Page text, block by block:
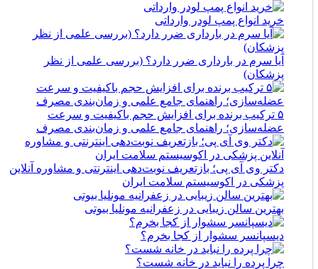
خرید انواع پمپ لودر وارداتی
آیا سرم در بارداری ضرر دارد؟ (بررسی علمی از نظر
پزشکان)
۵ ترکیب برنده برای افزایش حجم باکیفیت و سرعت
عضله‌سازی؛ راهنمای جامع علمی و زمان‌بندی مصرف
دکتر وی آی پی؛ بازتعریف نوبت‌دهی اینترنتی و مشاوره آنلاین
پزشکی در اکوسیستم سلامت ایران
بهترین سالن زیبایی در زعفرانیه مونلیا بیوتی
دیسپانسر سشوار از کجا بخرم؟
چرا پرده را نباید در خانه شست؟